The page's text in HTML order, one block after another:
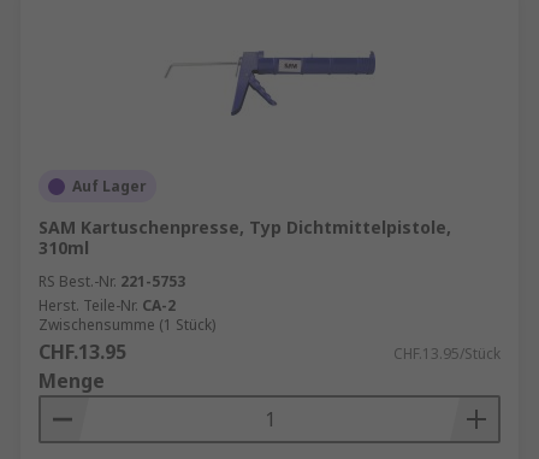
Auf Lager
SAM Kartuschenpresse, Typ Dichtmittelpistole,
310ml
RS Best.-Nr. 221-5753
Herst. Teile-Nr. CA-2
Zwischensumme (1 Stück)
CHF.13.95 CHF.13.95/Stück
Menge